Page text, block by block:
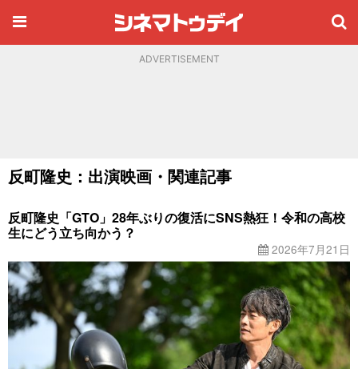
ADVERTISEMENT
反町隆史：出演映画・関連記事
反町隆史「GTO」28年ぶりの復活にSNS熱狂！令和の高校
生にどう立ち向かう？
2026年7月21日